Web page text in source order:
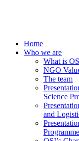
Home
Who we are
What is
NGO
The team
Science
and